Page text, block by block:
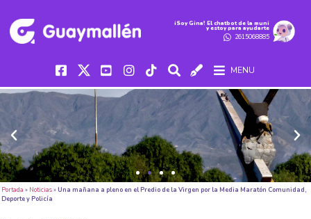
iSoy Gina! El chatbot de la muni
y estoy para ayudarte
2615068885
MENU
Portada » Noticias»Una mañana a pleno en el Predio de la Virgen por la Media Maratón Comunidad,
Deporte y Policía